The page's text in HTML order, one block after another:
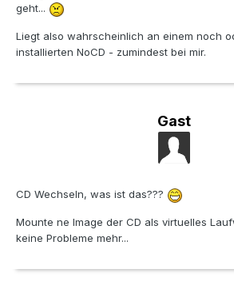
geht...
Liegt also wahrscheinlich an einem noch
installierten NoCD - zumindest bei mir.
Gast
CD Wechseln, was ist das???
Mounte ne Image der CD als virtuelles
keine Probleme mehr...